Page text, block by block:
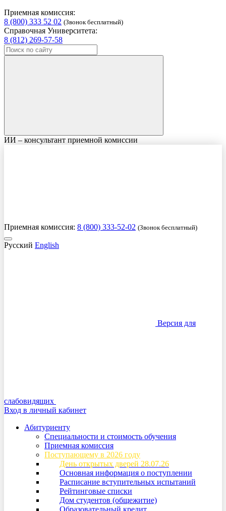
Приемная комиссия:
8 (800) 333 52 02 (Звонок бесплатный)
Справочная Университета:
8 (812) 269-57-58
ИИ – консультант приемной комиссии
Приемная комиссия: 8 (800) 333-52-02 (Звонок бесплатный)
Русский English
Версия для
слабовидящих
Вход в личный кабинет
Абитуриенту
Специальности и стоимость обучения
Приемная комиссия
Поступающему в 2026 году
День открытых дверей 28.07.26
Основная информация о поступлении
Расписание вступительных испытаний
Рейтинговые списки
Дом студентов (общежитие)
Образовательный кредит